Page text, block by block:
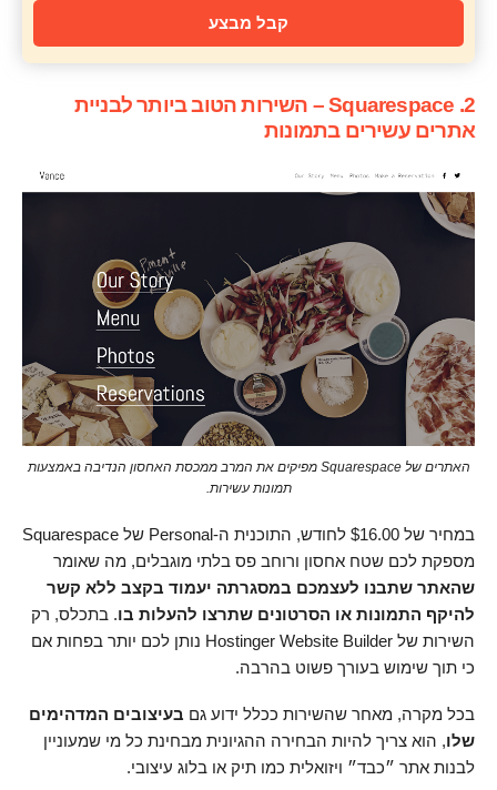
קבל מבצע
2. Squarespace – השירות הטוב ביותר לבניית
אתרים עשירים בתמונות
האתרים של Squarespace מפיקים את המרב ממכסת האחסון הנדיבה באמצעות
תמונות עשירות.
במחיר של $16.00
לחודש, התוכנית ה-Personal של Squarespace
מספקת לכם שטח אחסון ורוחב פס בלתי מוגבלים, מה שאומר
שהאתר שתבנו לעצמכם במסגרתה יעמוד בקצב ללא קשר
להיקף התמונות או הסרטונים שתרצו להעלות בו. בתכלס, רק
השירות של Hostinger Website Builder נותן לכם יותר בפחות אם
כי תוך שימוש בעורך פשוט בהרבה.
בכל מקרה, מאחר שהשירות ככלל ידוע גם בעיצובים המדהימים
שלו, הוא צריך להיות הבחירה ההגיונית מבחינת כל מי שמעוניין
לבנות אתר ״כבד״ ויזואלית כמו תיק או בלוג עיצובי.